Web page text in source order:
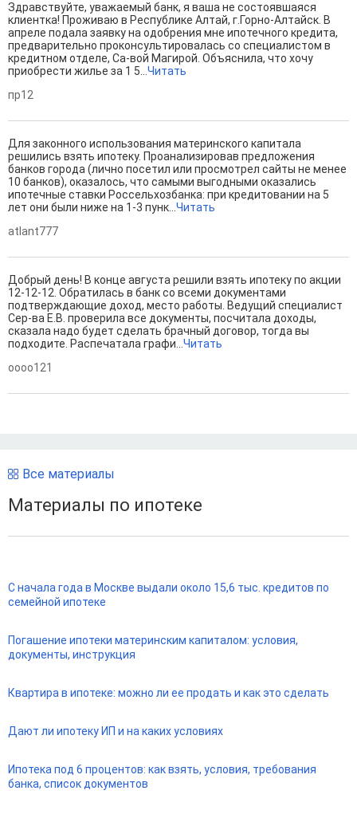
Здравствуйте, уважаемый банк, я ваша не состоявшаяся
клиентка! Проживаю в Республике Алтай, г.Горно-Алтайск. В
апреле подала заявку на одобрения мне ипотечного кредита,
предварительно проконсультировалась со специалистом в
кредитном отделе, Са-вой Магирой. Объяснила, что хочу
приобрести жилье за 1 5...Читать
пр12
Для законного использования материнского капитала
решились взять ипотеку. Проанализировав предложения
банков города (лично посетил или просмотрел сайты не менее
10 банков), оказалось, что самыми выгодными оказались
ипотечные ставки Россельхозбанка: при кредитовании на 5
лет они были ниже на 1-3 пунк...Читать
atlant777
Добрый день! В конце августа решили взять ипотеку по акции
12-12-12. Обратилась в банк со всеми документами
подтверждающие доход, место работы. Ведущий специалист
Сер-ва Е.В. проверила все документы, посчитала доходы,
сказала надо будет сделать брачный договор, тогда вы
подходите. Распечатала графи...Читать
oooo121
Все материалы
Материалы по ипотеке
С начала года в Москве выдали около 15,6 тыс. кредитов по
семейной ипотеке
Погашение ипотеки материнским капиталом: условия,
документы, инструкция
Квартира в ипотеке: можно ли ее продать и как это сделать
Дают ли ипотеку ИП и на каких условиях
Ипотека под 6 процентов: как взять, условия, требования
банка, список документов